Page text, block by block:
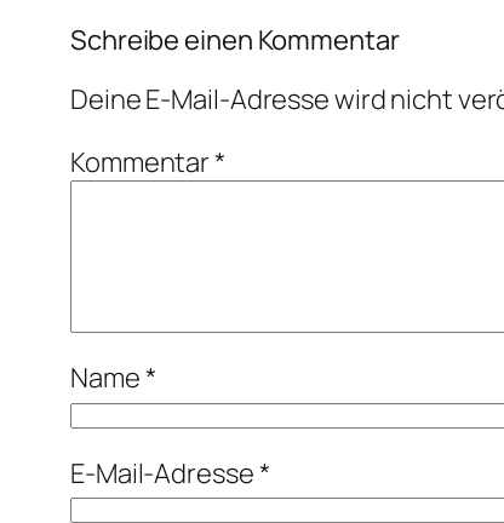
Schreibe einen Kommentar
Deine E-Mail-Adresse wird nicht
Kommentar*
Name*
E-Mail-Adresse*